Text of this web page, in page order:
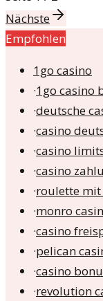
Nächste
Empfohlen
1go casino
·1go casino
·deutsche
·casino
·casino
·casino
·roulette mit
·monro
·casino
·pelican
·casino
·revolution